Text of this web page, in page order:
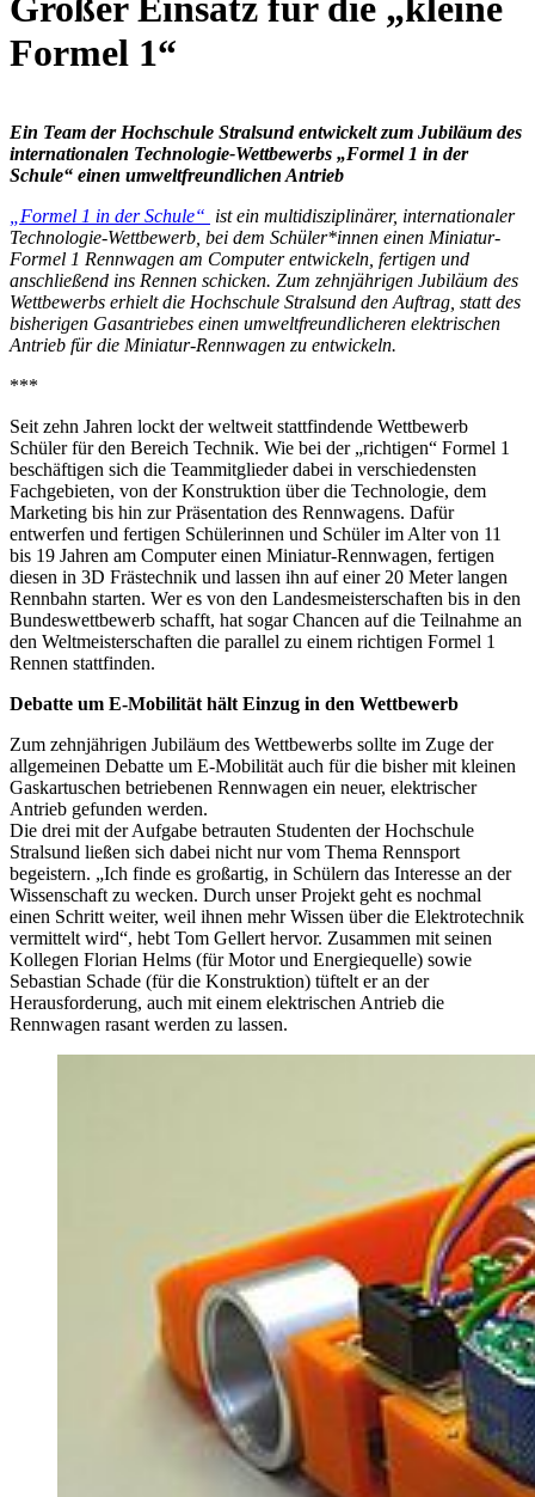
For­mel 1“
Ein Team der Hochschule Stralsund entwickelt zum Jubiläum des
internationalen Technologie-Wettbewerbs „Formel 1 in der
Schule“ einen umweltfreundlichen Antrieb
„Formel 1 in der Schule“ ist ein multidisziplinärer, internationaler
Technologie-Wett­bewerb, bei dem Schüler*innen einen Miniatur-
Formel 1 Rennwagen am Computer entwickeln, fertigen und
anschließend ins Rennen schicken. Zum zehnjährigen Jubiläum des
Wettbewerbs erhielt die Hochschule Stralsund den Auftrag, statt des
bisherigen Gasantriebes einen umweltfreundlicheren elektrischen
Antrieb für die Miniatur-Rennwagen zu entwickeln.
***
Seit zehn Jahren lockt der weltweit stattfindende Wettbewerb
Schüler für den Bereich Technik. Wie bei der „richtigen“ Formel 1
beschäftigen sich die Teammitglieder dabei in verschiedensten
Fachgebieten, von der Konstruktion über die Technologie, dem
Marketing bis hin zur Präsentation des Rennwagens. Dafür
entwerfen und fertigen Schülerinnen und Schüler im Alter von 11
bis 19 Jahren am Computer einen Miniatur-Rennwagen, fertigen
diesen in 3D Frästechnik und lassen ihn auf einer 20 Meter langen
Rennbahn starten. Wer es von den Landesmeisterschaften bis in den
Bundeswettbewerb schafft, hat sogar Chancen auf die Teilnahme an
den Weltmeisterschaften die parallel zu einem richtigen Formel 1
Rennen stattfinden.
Debatte um E-Mobilität hält Einzug in den Wettbewerb
Zum zehnjährigen Jubiläum des Wettbewerbs sollte im Zuge der
allgemeinen Debatte um E-Mobilität auch für die bisher mit kleinen
Gaskartuschen betriebenen Rennwagen ein neuer, elektrischer
Antrieb gefunden werden.
Die drei mit der Aufgabe betrauten Studenten der Hochschule
Stralsund ließen sich dabei nicht nur vom Thema Rennsport
begeistern. „Ich finde es großartig, in Schülern das Interesse an der
Wissenschaft zu wecken. Durch unser Projekt geht es nochmal
einen Schritt weiter, weil ihnen mehr Wissen über die Elektrotechnik
vermittelt wird“, hebt Tom Gellert hervor. Zusammen mit seinen
Kollegen Florian Helms (für Motor und Energiequelle) sowie
Sebastian Schade (für die Konstruktion) tüftelt er an der
Herausforderung, auch mit einem elektrischen Antrieb die
Rennwagen rasant werden zu lassen.